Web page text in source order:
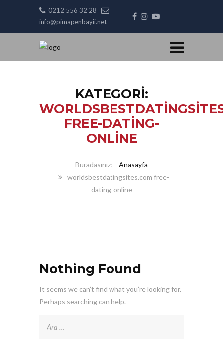
0212 556 32 28
info@pimapenbayii.net
KATEGORI:
FREE-DATING-
ONLINE
Anasayfa
worldsbestdatingsites.com free-
dating-online
Nothing Found
It seems we can’t find what you’re looking for.
Perhaps searching can help.